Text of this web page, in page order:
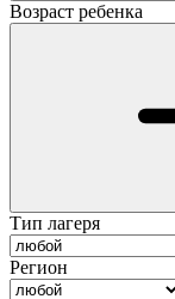
Возраст ребенка
Тип лагеря
Регион